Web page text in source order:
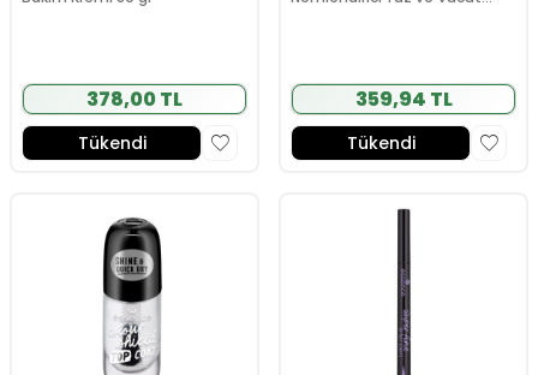
378,00 TL
Tükendi
359,94 TL
Tükendi